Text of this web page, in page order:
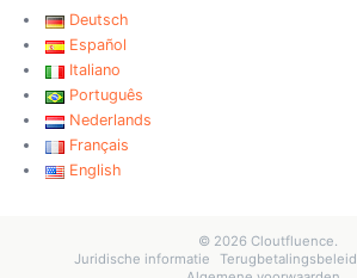
Deutsch
Español
Italiano
Português
Nederlands
Français
English
© 2026 Cloutfluence.
Juridische informatie
Terugbetalingsbeleid